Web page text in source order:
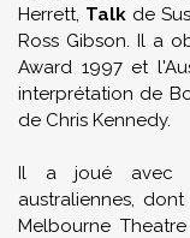
Herrett, Talk de
Ross Gibson. Il a
Award 1997 et
interprétation de
de Chris Kennedy.
Il a joué avec
australiennes,
Melbourne